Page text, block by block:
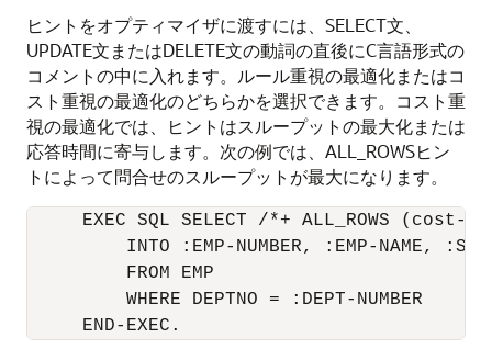
ヒントをオプティマイザに渡すには、SELECT文、
UPDATE文またはDELETE文の動詞の直後にC言語形式の
コメントの中に入れます。ルール重視の最適化またはコ
スト重視の最適化のどちらかを選択できます。コスト重
視の最適化では、ヒントはスループットの最大化または
応答時間に寄与します。次の例では、ALL_ROWSヒン
トによって問合せのスループットが最大になります。
EXEC SQL SELECT /*+ ALL_ROWS (cost-
INTO :EMP-NUMBER, :EMP-NAME,
         FROM EMP
         WHERE DEPTNO = :DEPT-NUMBER